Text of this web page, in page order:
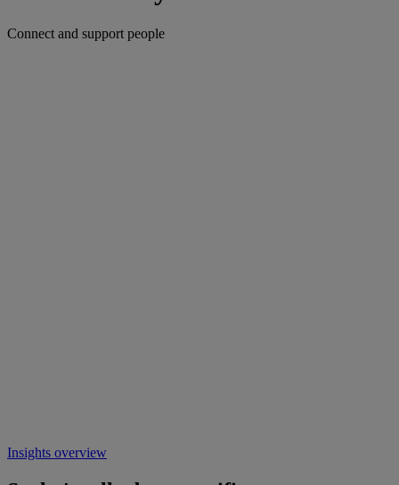
Connect and support people
Insights overview